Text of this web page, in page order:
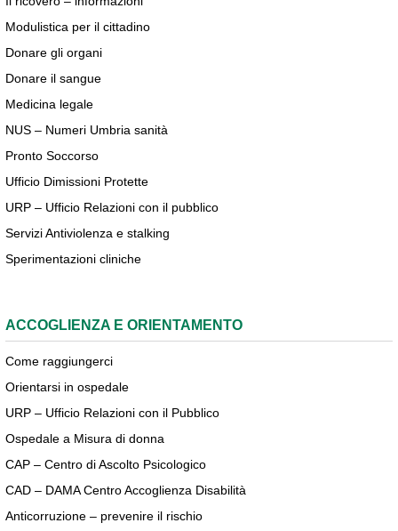
Modulistica per il cittadino
Donare gli organi
Donare il sangue
Medicina legale
NUS – Numeri Umbria sanità
Pronto Soccorso
Ufficio Dimissioni Protette
URP – Ufficio Relazioni con il pubblico
Servizi Antiviolenza e stalking
Sperimentazioni cliniche
ACCOGLIENZA E ORIENTAMENTO
Come raggiungerci
Orientarsi in ospedale
URP – Ufficio Relazioni con il Pubblico
Ospedale a Misura di donna
CAP – Centro di Ascolto Psicologico
CAD – DAMA Centro Accoglienza Disabilità
Anticorruzione – prevenire il rischio